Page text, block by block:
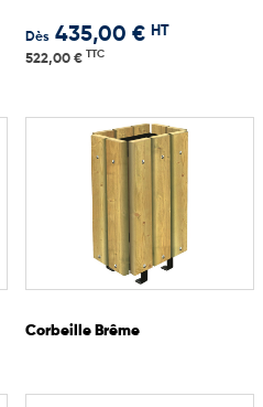
Dès 435,00 € HT
522,00 € TTC
Corbeille Brême